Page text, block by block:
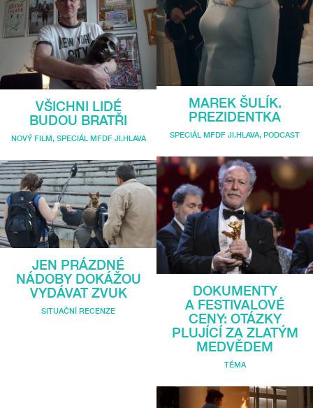
VŠICHNI LIDÉ
BUDOU BRATŘI
NOVÝ FILM, SPECIÁL MFDF JI.HLAVA
JEN PRÁZDNÉ
NÁDOBY DOKÁŽOU
VYDÁVAT ZVUK
SITUAČNÍ RECENZE
MAREK ŠULÍK.
PREZIDENTKA
SPECIÁL MFDF JI.HLAVA, PODCAST
DOKUMENTY
A FESTIVALOVÉ
CENY: OTÁZKY
PLUJÍCÍ ZA ZLATÝM
MEDVĚDEM
TÉMA